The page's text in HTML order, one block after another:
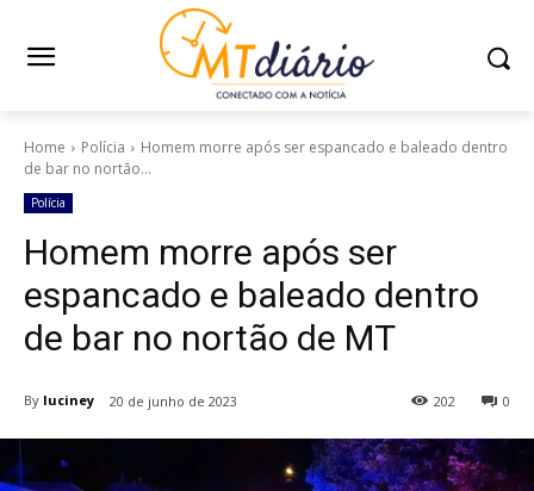
Home Polícia
Homem morre após ser espancado e baleado dentro
de bar no nortão...
Polícia
Homem morre após ser
espancado e baleado dentro
de bar no nortão de MT
By luciney 20 de junho de 2023 0
202